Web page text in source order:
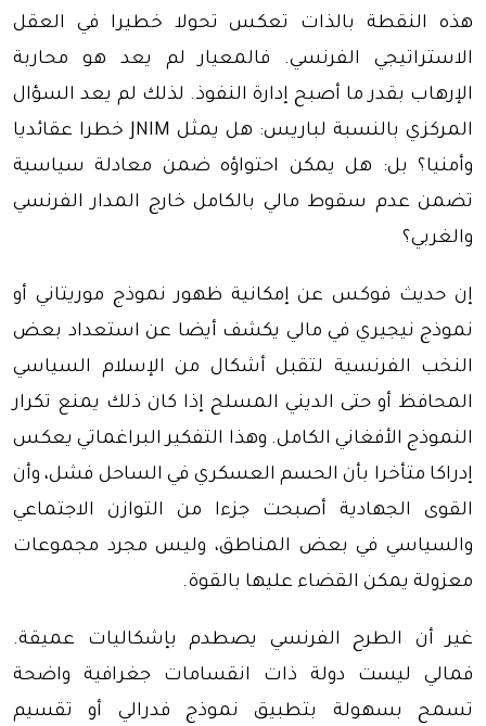
هذه النقطة بالذات تعكس تحولا خطيرا في العقل
الاستراتيجي الفرنسي. فالمعيار لم يعد هو محاربة
الإرهاب بقدر ما أصبح إدارة النفوذ. لذلك لم يعد السؤال
المركزي بالنسبة لباريس: هل يمثل JNIM خطرا عقائديا
وأمنيا؟ بل: هل يمكن احتواؤه ضمن معادلة سياسية
تضمن عدم سقوط مالي بالكامل خارج المدار الفرنسي
والغربي؟
إن حديث فوكس عن إمكانية ظهور نموذج موريتاني أو
نموذج نيجيري في مالي يكشف أيضا عن استعداد بعض
النخب الفرنسية لتقبل أشكال من الإسلام السياسي
المحافظ أو حتى الديني المسلح إذا كان ذلك يمنع تكرار
النموذج الأفغاني الكامل. وهذا التفكير البراغماتي يعكس
إدراكا متأخرا بأن الحسم العسكري في الساحل فشل، وأن
القوى الجهادية أصبحت جزءا من التوازن الاجتماعي
والسياسي في بعض المناطق، وليس مجرد مجموعات
معزولة يمكن القضاء عليها بالقوة.
غير أن الطرح الفرنسي يصطدم بإشكاليات عميقة.
فمالي ليست دولة ذات انقسامات جغرافية واضحة
تسمح بسهولة بتطبيق نموذج فدرالي أو تقسيم